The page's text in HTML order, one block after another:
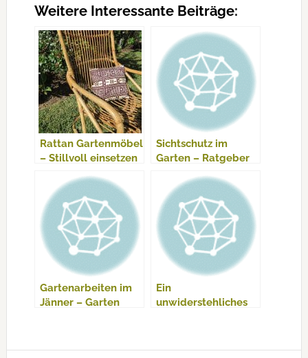
Weitere Interessante Beiträge:
Rattan Gartenmöbel
– Stillvoll einsetzen
Sichtschutz im
Garten – Ratgeber
Gartenarbeiten im
Jänner – Garten
Ein
unwiderstehliches